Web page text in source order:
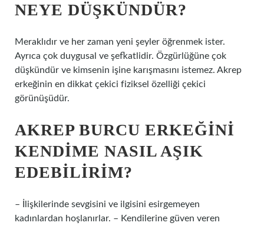
NEYE DÜŞKÜNDÜR?
Meraklıdır ve her zaman yeni şeyler öğrenmek ister.
Ayrıca çok duygusal ve şefkatlidir. Özgürlüğüne çok
düşkündür ve kimsenin işine karışmasını istemez. Akrep
erkeğinin en dikkat çekici fiziksel özelliği çekici
görünüşüdür.
AKREP BURCU ERKEĞINI
KENDIME NASIL AŞIK
EDEBILIRIM?
– İlişkilerinde sevgisini ve ilgisini esirgemeyen
kadınlardan hoşlanırlar. – Kendilerine güven veren